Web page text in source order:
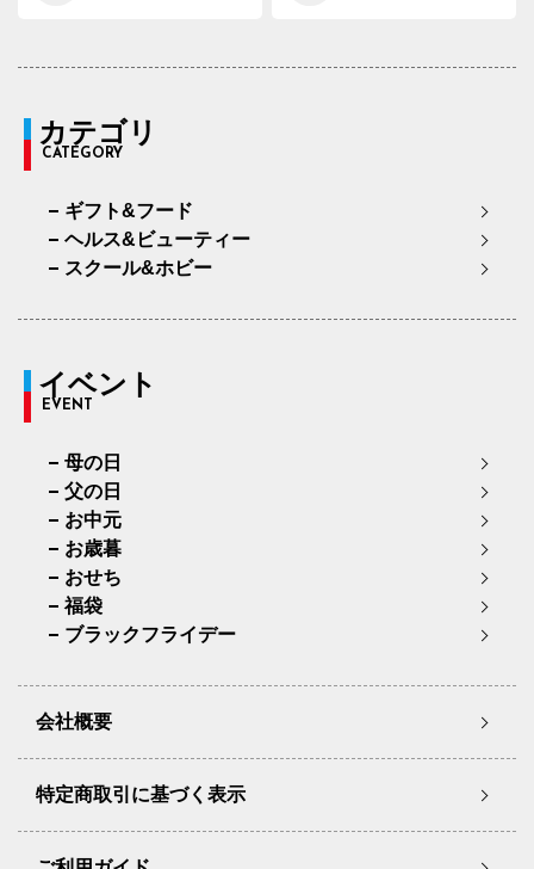
カテゴリ
CATEGORY
ギフト&フード
ヘルス&ビューティー
スクール&ホビー
イベント
EVENT
母の日
父の日
お中元
お歳暮
おせち
福袋
ブラックフライデー
会社概要
特定商取引に基づく表示